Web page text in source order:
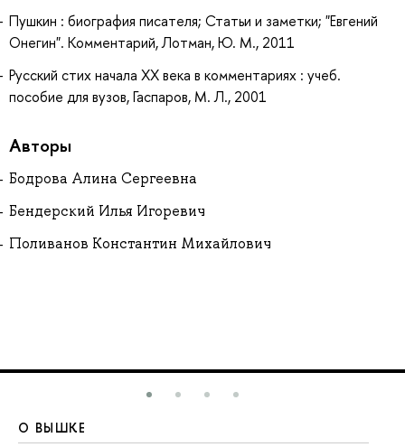
Пушкин : биография писателя; Статьи и заметки; "Евгений
Онегин". Комментарий, Лотман, Ю. М., 2011
Русский стих начала XX века в комментариях : учеб.
пособие для вузов, Гаспаров, М. Л., 2001
Авторы
Бодрова Алина Сергеевна
Бендерский Илья Игоревич
Поливанов Константин Михайлович
О ВЫШКЕ